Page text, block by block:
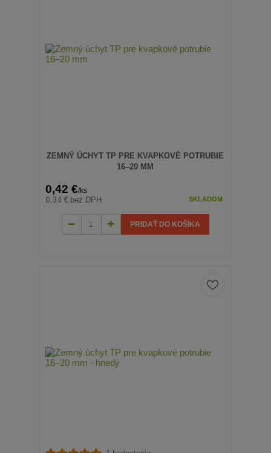
ZEMNÝ ÚCHYT TP PRE KVAPKOVÉ POTRUBIE
16–20 MM
0,42 €/ks
0,34 € bez DPH SKLADOM
PRIDAŤ DO KOŠÍKA